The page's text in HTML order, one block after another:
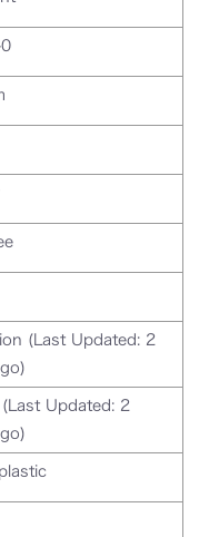
(Last Updated: 2
(Last Updated: 2